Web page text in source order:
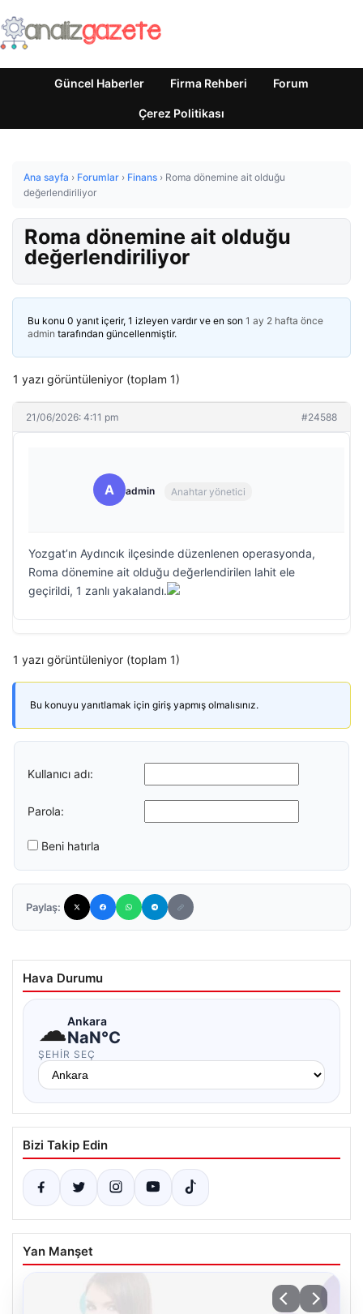
Güncel Haberler Firma Rehberi Forum
Çerez Politikası
Ana sayfa › Forumlar › Finans › Roma dönemine ait olduğu
değerlendiriliyor
Roma dönemine ait olduğu
değerlendiriliyor
Bu konu 0 yanıt içerir, 1 izleyen vardır ve en son 1 ay 2 hafta önce
admin tarafından güncellenmiştir.
1 yazı görüntüleniyor (toplam 1)
21/06/2026: 4:11 pm #24588
A admin Anahtar yönetici
Yozgat’ın Aydıncık ilçesinde düzenlenen operasyonda,
Roma dönemine ait olduğu değerlendirilen lahit ele
geçirildi, 1 zanlı yakalandı.
1 yazı görüntüleniyor (toplam 1)
Bu konuyu yanıtlamak için giriş yapmış olmalısınız.
Kullanıcı adı:
Parola:
Beni hatırla
Paylaş:
Hava Durumu
☁Ankara
NaN°C
ŞEHIR SEÇ
Bizi Takip Edin
Yan Manşet